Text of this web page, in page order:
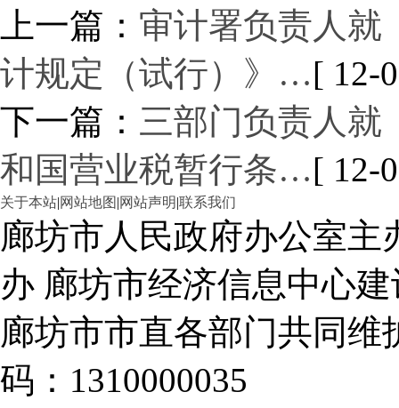
上一篇： 审计署负责人就
计规定（试行）》…[ 12-
下一篇： 三部门负责人就
和国营业税暂行条…[ 12-
关于本站|网站地图 |网站声明|联系我们
廊坊市人民政府办公室
办 廊坊市经济信息中心建
廊坊市市直各部门共同
码：1310000035